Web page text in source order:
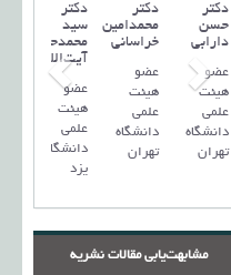
دکتر
سید
محمد‌حسین
آیت‌اللهی
عضو
هیئت
علمی
دانشگاه
یزد
دکتر
محمدامین
خراسانی
عضو
هیئت
علمی
دانشگاه
تهران
دکتر
حسن
دارابی
عضو
هیئت
علمی
دانشگاه
تهران
مشابهت‌یابی مقالات نشریه